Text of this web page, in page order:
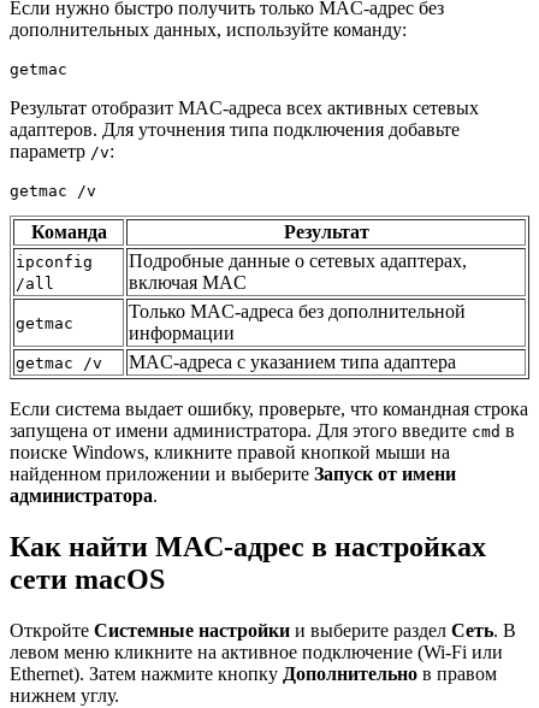
Если нужно быстро получить только MAC-адрес без
дополнительных данных, используйте команду:
getmac
Результат отобразит MAC-адреса всех активных сетевых
адаптеров. Для уточнения типа подключения добавьте
параметр /v:
getmac /v
Команда Результат
ipconfig
/all
Подробные данные о сетевых адаптерах,
включая MAC
getmac
Только MAC-адреса без дополнительной
информации
getmac /v MAC-адреса с указанием типа адаптера
Если система выдает ошибку, проверьте, что командная строка
запущена от имени администратора. Для этого введите cmd в
поиске Windows, кликните правой кнопкой мыши на
найденном приложении и выберите Запуск от имени
администратора.
Как найти MAC-адрес в настройках
сети macOS
Откройте Системные настройки и выберите раздел Сеть. В
левом меню кликните на активное подключение (Wi-Fi или
Ethernet). Затем нажмите кнопку Дополнительно в правом
нижнем углу.